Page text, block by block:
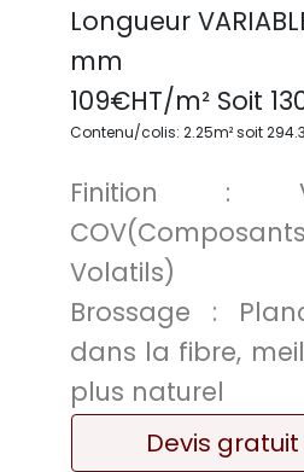
Longueur
mm
109€HT/m² Soit
Contenu/colis: 2.25m² soit
Finition :
Volatils)
Brossage :
dans la fibre,
plus naturel
Devis